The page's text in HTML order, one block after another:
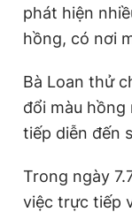
phát hiện
hồng, có nơi
Bà Loan thử
đổi màu
tiếp diễn đến
Trong ngày
việc trực tiếp